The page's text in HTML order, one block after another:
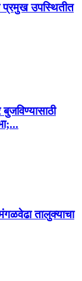
प्रमुख उपस्थितीत
तालुक्याचा